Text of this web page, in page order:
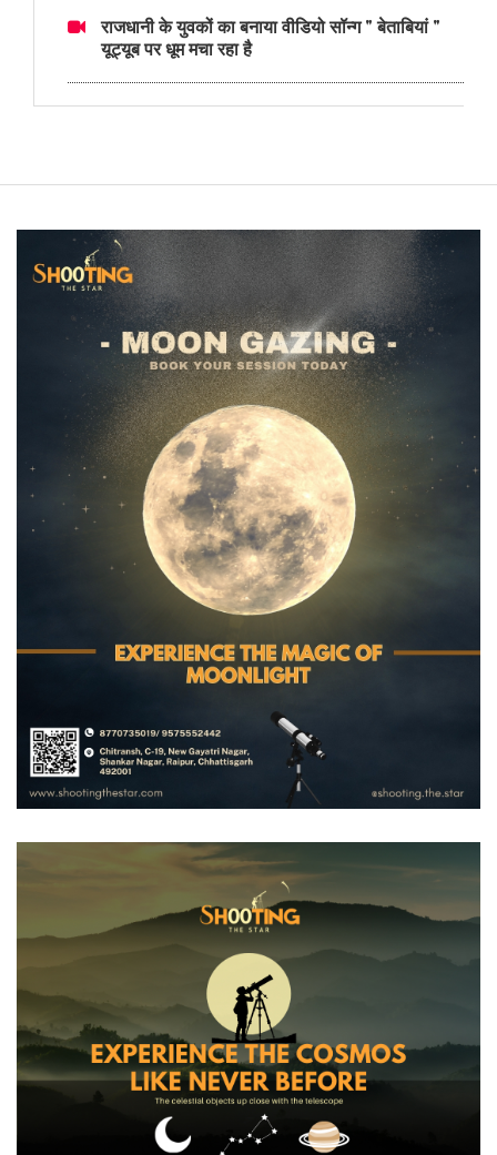
राजधानी के युवकों का बनाया वीडियो सॉन्ग " बेताबियां "
यूट्यूब पर धूम मचा रहा है